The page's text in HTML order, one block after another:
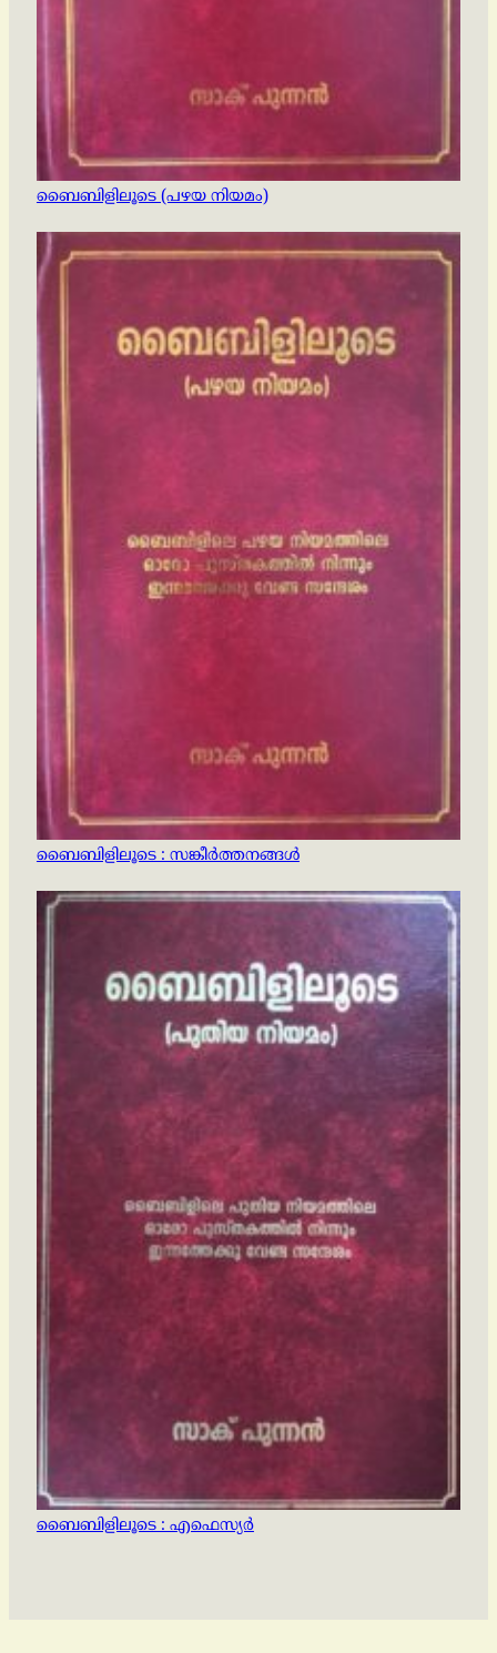
ബൈബിളിലൂടെ (പഴയ നിയമം)
ബൈബിളിലൂടെ : സങ്കീര്‍ത്തനങ്ങള്‍
ബൈബിളിലൂടെ : എഫെസ്യര്‍